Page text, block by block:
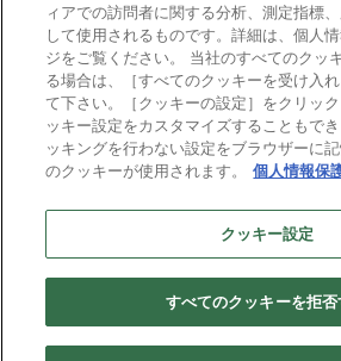
イベントレポート
過去のイベントレポー
をご覧いただけます。
イベント・セミナ
ィアでの訪問者に関する分析、測定指標
して使用されるものです。詳細は、個人
ジをご覧ください。 当社のすべてのクッ
る場合は、［すべてのクッキーを受け入
て下さい。［クッキーの設定］をクリッ
ッキー設定をカスタマイズすることもで
ッキングを行わない設定をブラウザーに
のクッキーが使用されます。
個人情報保
クッキー設定
すべてのクッキーを拒否